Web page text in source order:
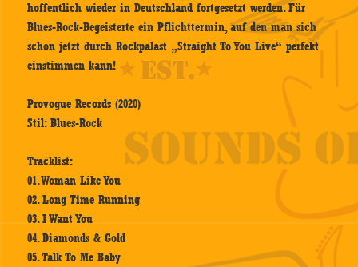
hoffentlich wieder in Deutschland fortgesetzt werden. Für
Blues-Rock-Begeisterte ein Pflichttermin, auf den man sich
schon jetzt durch Rockpalast „Straight To You Live“ perfekt
einstimmen kann!
Provogue Records (2020)
Stil: Blues-Rock
Tracklist:
01. Woman Like You
02. Long Time Running
03. I Want You
04. Diamonds & Gold
05. Talk To Me Baby